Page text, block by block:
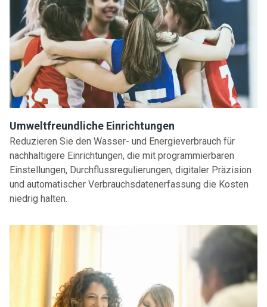
Umweltfreundliche Einrichtungen
Reduzieren Sie den Wasser- und Energieverbrauch für
nachhaltigere Einrichtungen, die mit programmierbaren
Einstellungen, Durchflussregulierungen, digitaler Präzision
und automatischer Verbrauchsdatenerfassung die Kosten
niedrig halten.